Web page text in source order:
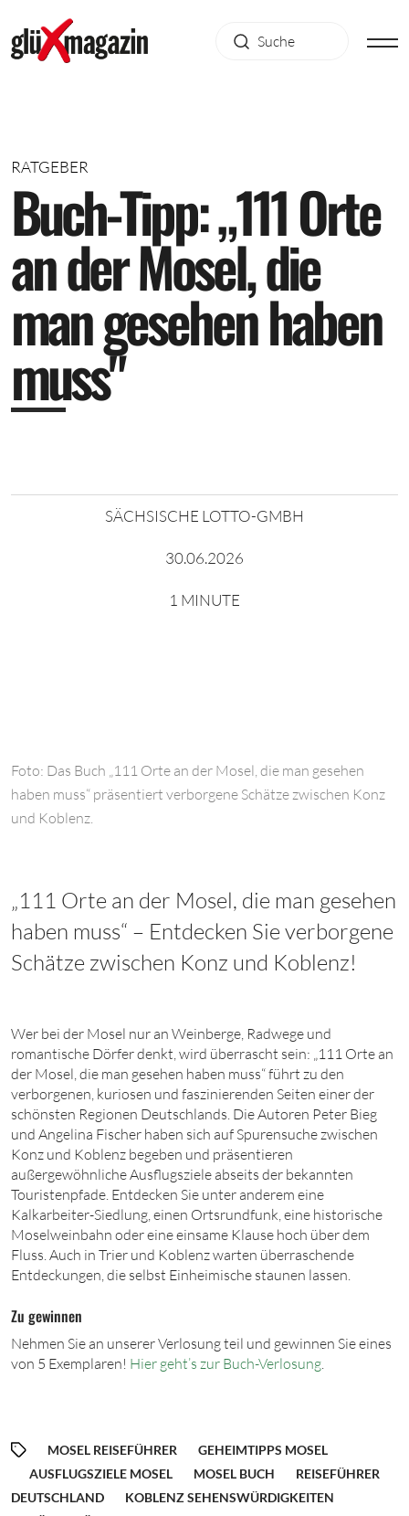
RATGEBER
Buch-Tipp:„111Orte
anderMosel,die
mangesehenhaben
muss"
SÄCHSISCHE LOTTO-GMBH
30.06.2026
1 MINUTE
Foto: Das Buch „111 Orte an der Mosel, die man gesehen
haben muss“ präsentiert verborgene Schätze zwischen Konz
und Koblenz.
„111 Orte an der Mosel, die man gesehen
haben muss“ – Entdecken Sie verborgene
Schätze zwischen Konz und Koblenz!
Wer bei der Mosel nur an Weinberge, Radwege und
romantische Dörfer denkt, wird überrascht sein: „111 Orte an
der Mosel, die man gesehen haben muss“ führt zu den
verborgenen, kuriosen und faszinierenden Seiten einer der
schönsten Regionen Deutschlands. Die Autoren Peter Bieg
und Angelina Fischer haben sich auf Spurensuche zwischen
Konz und Koblenz begeben und präsentieren
außergewöhnliche Ausflugsziele abseits der bekannten
Touristenpfade. Entdecken Sie unter anderem eine
Kalkarbeiter-Siedlung, einen Ortsrundfunk, eine historische
Moselweinbahn oder eine einsame Klause hoch über dem
Fluss. Auch in Trier und Koblenz warten überraschende
Entdeckungen, die selbst Einheimische staunen lassen.
Zu gewinnen
Nehmen Sie an unserer Verlosung teil und gewinnen Sie eines
von 5 Exemplaren! Hier geht’s zur Buch-Verlosung
MOSEL REISEFÜHRER
GEHEIMTIPPS MOSEL
AUSFLUGSZIELE MOSEL
MOSEL BUCH
REISEFÜHRER
DEUTSCHLAND
KOBLENZ SEHENSWÜRDIGKEITEN